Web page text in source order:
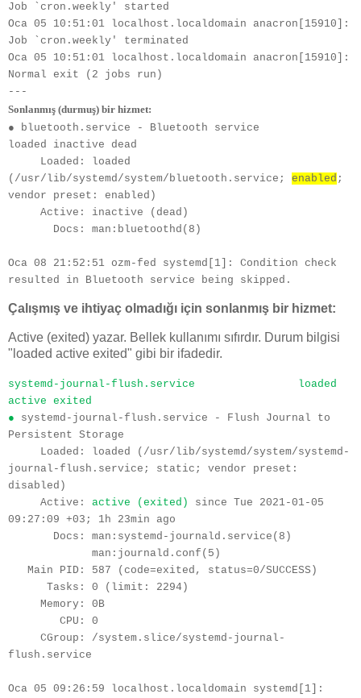
Job `cron.weekly' started
Oca 05 10:51:01 localhost.localdomain anacron[15910]:
Job `cron.weekly' terminated
Oca 05 10:51:01 localhost.localdomain anacron[15910]:
Normal exit (2 jobs run)
---
Sonlanmış (durmuş) bir hizmet:
● bluetooth.service - Bluetooth service
loaded inactive dead
Loaded: loaded
(/usr/lib/systemd/system/bluetooth.service; enabled ;
vendor preset: enabled)
Active: inactive (dead)
Docs: man:bluetoothd(8)
Oca 08 21:52:51 ozm-fed systemd[1]: Condition check
resulted in Bluetooth service being skipped.
Çalışmış ve ihtiyaç olmadığı için sonlanmış bir hizmet:
Active (exited) yazar. Bellek kullanımı sıfırdır. Durum bilgisi
"loaded active exited" gibi bir ifadedir.
systemd-journal-flush.service
loaded
active exited
● systemd-journal-flush.service - Flush Journal to
Persistent Storage
Loaded: loaded (/usr/lib/systemd/system/systemd-
journal-flush.service; static; vendor preset:
disabled)
Active: active (exited) since Tue 2021-01-05
09:27:09 +03; 1h 23min ago
Docs: man:systemd-journald.service(8)
man:journald.conf(5)
Main PID: 587 (code=exited, status=0/SUCCESS)
Tasks: 0 (limit: 2294)
Memory: 0B
CPU: 0
CGroup: /system.slice/systemd-journal-
flush.service
Oca 05 09:26:59 localhost.localdomain systemd[1]: